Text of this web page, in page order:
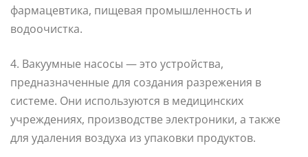
фармацевтика, пищевая промышленность и
водоочистка.
4. Вакуумные насосы — это устройства,
предназначенные для создания разрежения в
системе. Они используются в медицинских
учреждениях, производстве электроники, а также
для удаления воздуха из упаковки продуктов.